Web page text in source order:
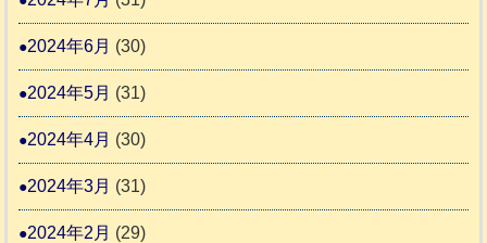
2024年6月 (30)
2024年5月 (31)
2024年4月 (30)
2024年3月 (31)
2024年2月 (29)